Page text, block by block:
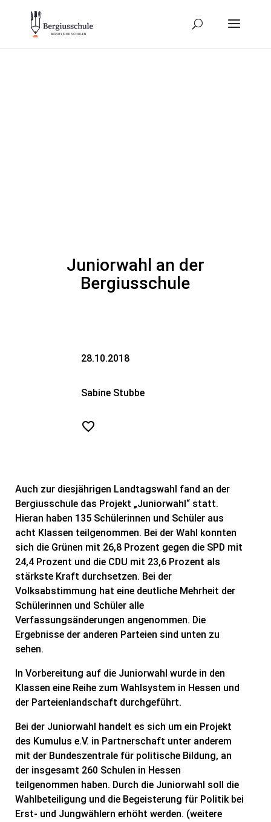
Juniorwahl an der
Bergiusschule
28.10.2018
Sabine Stubbe
Auch zur diesjährigen Landtagswahl fand an der
Bergiusschule das Projekt „Juniorwahl“ statt.
Hieran haben 135 Schülerinnen und Schüler aus
acht Klassen teilgenommen. Bei der Wahl konnten
sich die Grünen mit 26,8 Prozent gegen die SPD mit
24,4 Prozent und die CDU mit 23,6 Prozent als
stärkste Kraft durchsetzen. Bei der
Volksabstimmung hat eine deutliche Mehrheit der
Schülerinnen und Schüler alle
Verfassungsänderungen angenommen. Die
Ergebnisse der anderen Parteien sind unten zu
sehen.
In Vorbereitung auf die Juniorwahl wurde in den
Klassen eine Reihe zum Wahlsystem in Hessen und
der Parteienlandschaft durchgeführt.
Bei der Juniorwahl handelt es sich um ein Projekt
des Kumulus e.V. in Partnerschaft unter anderem
mit der Bundeszentrale für politische Bildung, an
der insgesamt 260 Schulen in Hessen
teilgenommen haben. Durch die Juniorwahl soll die
Wahlbeteiligung und die Begeisterung für Politik bei
Erst- und Jungwählern erhöht werden. (weitere